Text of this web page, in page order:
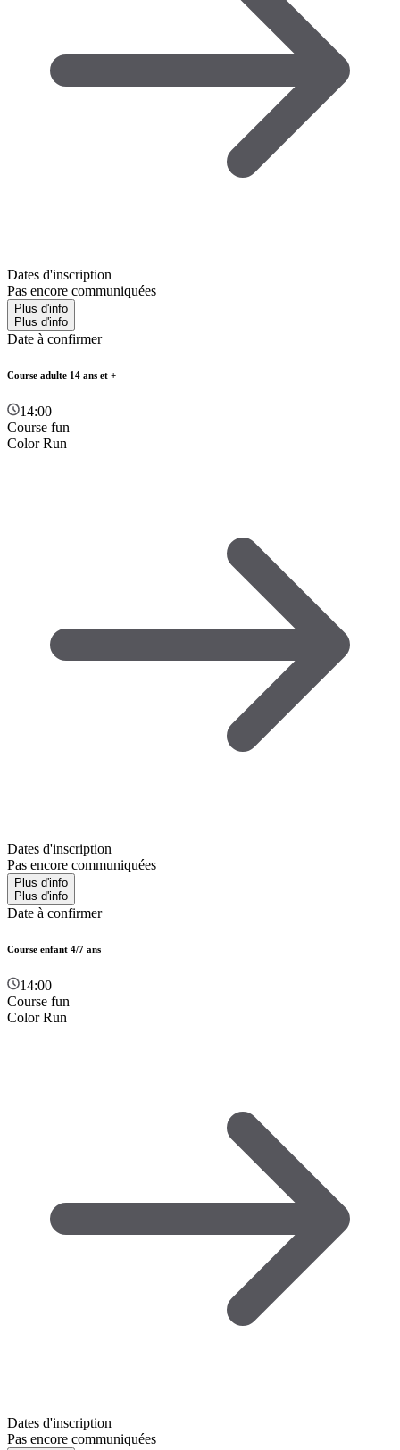
Dates d'inscription
Pas encore communiquées
Plus d'info
Plus d'info
Date à confirmer
Course adulte 14 ans et +
14:00
Course fun
Color Run
Dates d'inscription
Pas encore communiquées
Plus d'info
Plus d'info
Date à confirmer
Course enfant 4/7 ans
14:00
Course fun
Color Run
Dates d'inscription
Pas encore communiquées